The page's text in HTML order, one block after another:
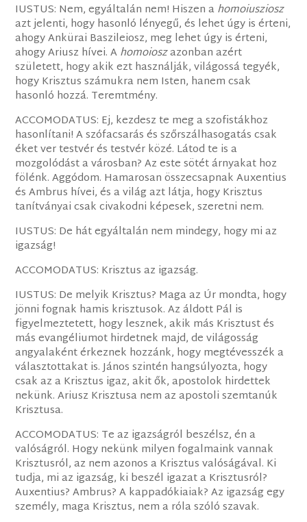
IUSTUS: Nem, egyáltalán nem! Hiszen ahomoiusziosz
azt jelenti, hogy hasonló lényegű, és lehet úgy is érteni,
ahogy Ankürai Baszileiosz, meg lehet úgy is érteni,
ahogy Ariusz hívei. Ahomoioszazonban azért
született, hogy akik ezt használják, világossá tegyék,
hogy Krisztus számukra nem Isten, hanem csak
hasonló hozzá. Teremtmény.
ACCOMODATUS: Ej, kezdesz te meg a szofistákhoz
hasonlítani! A szófacsarás és szőrszálhasogatás csak
éket ver testvér és testvér közé. Látod te is a
mozgolódást a városban? Az este sötét árnyakat hoz
fölénk. Aggódom. Hamarosan összecsapnak Auxentius
és Ambrus hívei, és a világ azt látja, hogy Krisztus
tanítványai csak civakodni képesek, szeretni nem.
IUSTUS: De hát egyáltalán nem mindegy, hogy mi az
igazság!
ACCOMODATUS: Krisztus az igazság.
IUSTUS: De melyik Krisztus? Maga az Úr mondta, hogy
jönni fognak hamis krisztusok. Az áldott Pál is
figyelmeztetett, hogy lesznek, akik más Krisztust és
más evangéliumot hirdetnek majd, de világosság
angyalaként érkeznek hozzánk, hogy megtévesszék a
választottakat is. János szintén hangsúlyozta, hogy
csak az a Krisztus igaz, akit ők, apostolok hirdettek
nekünk. Ariusz Krisztusa nem az apostoli szemtanúk
Krisztusa.
ACCOMODATUS: Te az igazságról beszélsz, én a
valóságról. Hogy nekünk milyen fogalmaink vannak
Krisztusról, az nem azonos a Krisztus valóságával. Ki
tudja, mi az igazság, ki beszél igazat a Krisztusról?
Auxentius? Ambrus? A kappadókiaiak? Az igazság egy
személy, maga Krisztus, nem a róla szóló szavak.